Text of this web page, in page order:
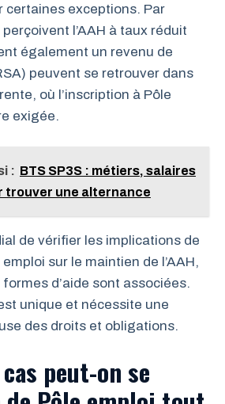
certaines exceptions. Par
l’AAH à taux réduit
également un revenu de
peuvent se retrouver dans
où l’inscription à Pôle
exigée.
: BTS SP3S : métiers, salaires
trouver une alternance
de vérifier les implications de
sur le maintien de l’AAH,
d’aide sont associées.
unique et nécessite une
des droits et obligations.
peut-on se